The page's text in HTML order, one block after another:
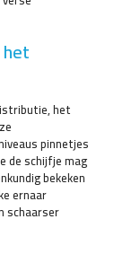
het
pinnetjes
de schijfje mag
bekeken
ernaar
schaarser